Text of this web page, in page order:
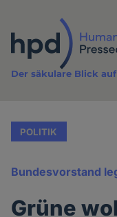
Inhalt
Der säkulare Blick
POLITIK
Bundesvorstand
Grüne